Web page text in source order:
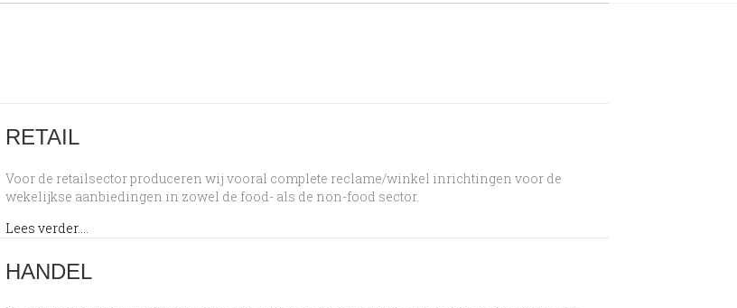
RETAIL
Voor de retailsector produceren wij vooral complete reclame/winkel inrichtingen voor de
wekelijkse aanbiedingen in zowel de food- als de non-food sector.
Lees verder....
HANDEL